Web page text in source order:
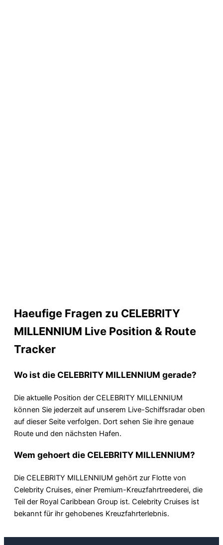
Haeufige Fragen zu CELEBRITY
MILLENNIUM Live Position & Route
Tracker
Wo ist die CELEBRITY MILLENNIUM gerade?
Die aktuelle Position der CELEBRITY MILLENNIUM
können Sie jederzeit auf unserem Live-Schiffsradar oben
auf dieser Seite verfolgen. Dort sehen Sie ihre genaue
Route und den nächsten Hafen.
Wem gehoert die CELEBRITY MILLENNIUM?
Die CELEBRITY MILLENNIUM gehört zur Flotte von
Celebrity Cruises, einer Premium-Kreuzfahrtreederei, die
Teil der Royal Caribbean Group ist. Celebrity Cruises ist
bekannt für ihr gehobenes Kreuzfahrterlebnis.